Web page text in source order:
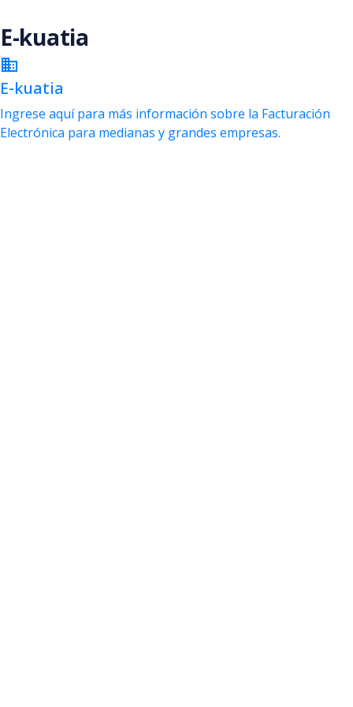
E-kuatia
business
E-kuatia
Ingrese aquí para más información sobre la Facturación
Electrónica para medianas y grandes empresas.